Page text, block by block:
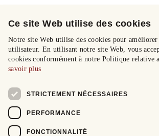
Ce site Web utilise des cookies
Notre site Web utilise des cookies pour
utilisateur. En utilisant notre site Web, vous
cookies conformément à notre Politique relative
savoir plus
STRICTEMENT NÉCESSAIRES
PERFORMANCE
FONCTIONNALITÉ